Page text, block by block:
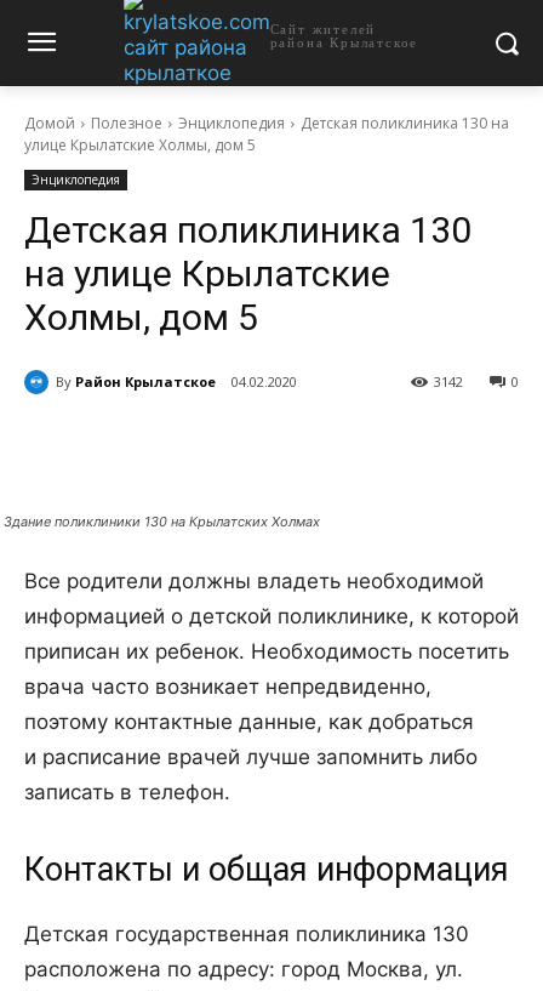
Сайт жителей
района Крылатское
Домой Полезное Энциклопедия
Детская поликлиника 130 на
улице Крылатские Холмы, дом 5
Энциклопедия
Детская поликлиника 130
на улице Крылатские
Холмы, дом 5
By Район Крылатское 04.02.2020 0
3142
Здание поликлиники 130 на Крылатских Холмах
Все родители должны владеть необходимой
информацией о детской поликлинике, к которой
приписан их ребенок. Необходимость посетить
врача часто возникает непредвиденно,
поэтому контактные данные, как добраться
и расписание врачей лучше запомнить либо
записать в телефон.
Контакты и общая информация
Детская государственная поликлиника 130
расположена по адресу: город Москва, ул.